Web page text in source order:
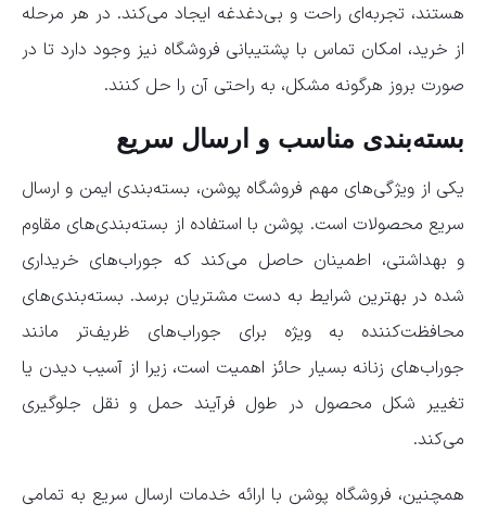
هستند، تجربه‌ای راحت و بی‌دغدغه ایجاد می‌کند. در هر مرحله
از خرید، امکان تماس با پشتیبانی فروشگاه نیز وجود دارد تا در
صورت بروز هرگونه مشکل، به راحتی آن را حل کنند.
بسته‌بندی مناسب و ارسال سریع
یکی از ویژگی‌های مهم فروشگاه پوشن، بسته‌بندی ایمن و ارسال
سریع محصولات است. پوشن با استفاده از بسته‌بندی‌های مقاوم
و بهداشتی، اطمینان حاصل می‌کند که جوراب‌های خریداری
شده در بهترین شرایط به دست مشتریان برسد. بسته‌بندی‌های
محافظت‌کننده به ویژه برای جوراب‌های ظریف‌تر مانند
جوراب‌های زنانه بسیار حائز اهمیت است، زیرا از آسیب دیدن یا
تغییر شکل محصول در طول فرآیند حمل و نقل جلوگیری
می‌کند.
همچنین، فروشگاه پوشن با ارائه خدمات ارسال سریع به تمامی